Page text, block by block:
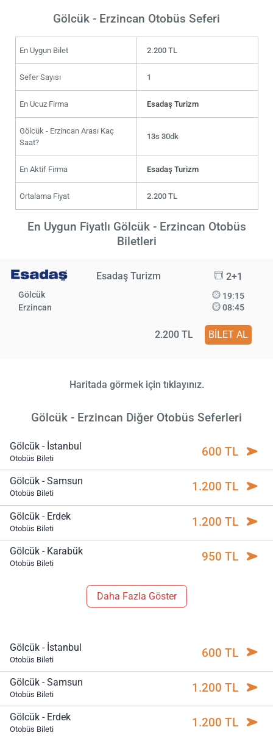
Gölcük - Erzincan Otobüs Seferi
En Uygun Bilet 2.200 TL
Sefer Sayısı 1
En Ucuz Firma Esadaş Turizm
Gölcük - Erzincan Arası Kaç
Saat?
13s 30dk
En Aktif Firma Esadaş Turizm
Ortalama Fiyat 2.200 TL
En Uygun Fiyatlı Gölcük - Erzincan Otobüs
Biletleri
Esadaş Turizm 2+1
Gölcük
Erzincan
19:15
08:45
2.200 TL BİLET AL
Haritada görmek için tıklayınız.
Gölcük - Erzincan Diğer Otobüs Seferleri
Gölcük - İstanbul
Otobüs Bileti 600 TL
Gölcük - Samsun
Otobüs Bileti 1.200 TL
Gölcük - Erdek
Otobüs Bileti 1.200 TL
Gölcük - Karabük
Otobüs Bileti 950 TL
Daha Fazla Göster
Gölcük - İstanbul
Otobüs Bileti 600 TL
Gölcük - Samsun
Otobüs Bileti 1.200 TL
Gölcük - Erdek
Otobüs Bileti 1.200 TL